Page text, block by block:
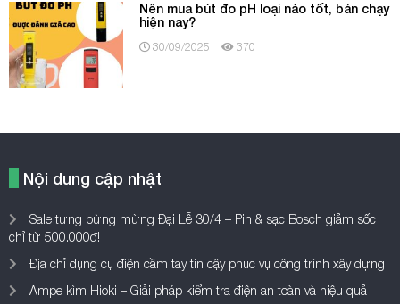
Nên mua bút đo pH loại nào tốt, bán chạy
hiện nay?
30/09/2025 370
Nội dung cập nhật
Sale tưng bừng mừng Đại Lễ 30/4 – Pin & sạc Bosch giảm sốc
chỉ từ 500.000đ!
Địa chỉ dụng cụ điện cầm tay tin cậy phục vụ công trình xây dựng
Ampe kìm Hioki – Giải pháp kiểm tra điện an toàn và hiệu quả